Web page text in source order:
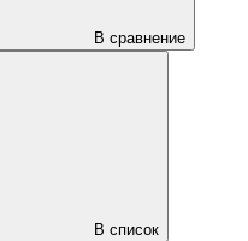
В сравнение
В список